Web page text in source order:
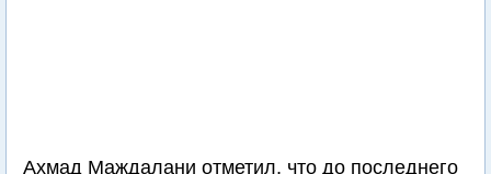
Ахмад Маждалани отметил, что до последнего